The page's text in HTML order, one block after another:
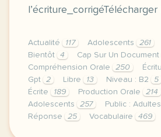
Actualité 117 Adolescents 261
Bientôt
4 Cap Sur Un Document
Compréhension Orale
250
Gpt
2 Libre 13 Niveau : B2 5
Écrite
189 Production Orale 214
Adolescents
257 Public : Adultes
Réponse
25 Vocabulaire 469
duree 45 minutes niveau